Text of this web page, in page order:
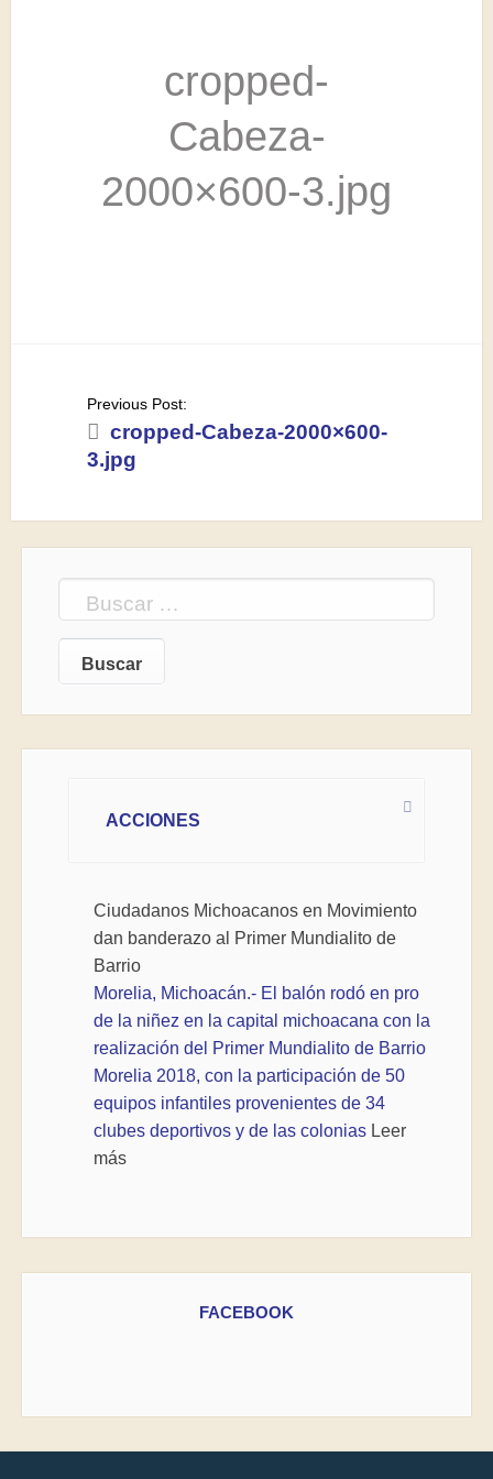
cropped-
Cabeza-
2000×600-3.jpg
navigation
Previous Post:
cropped-Cabeza-2000×600-
3.jpg
ACCIONES
Ciudadanos Michoacanos en Movimiento
dan banderazo al Primer Mundialito de
Barrio
Morelia, Michoacán.- El balón rodó en pro
de la niñez en la capital michoacana con la
realización del Primer Mundialito de Barrio
Morelia 2018, con la participación de 50
equipos infantiles provenientes de 34
clubes deportivos y de las colonias Leer
más
FACEBOOK